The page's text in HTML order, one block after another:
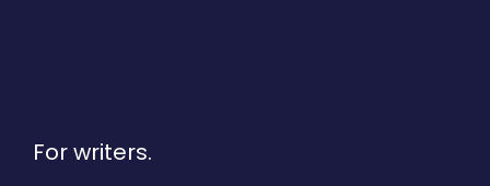
For writers.